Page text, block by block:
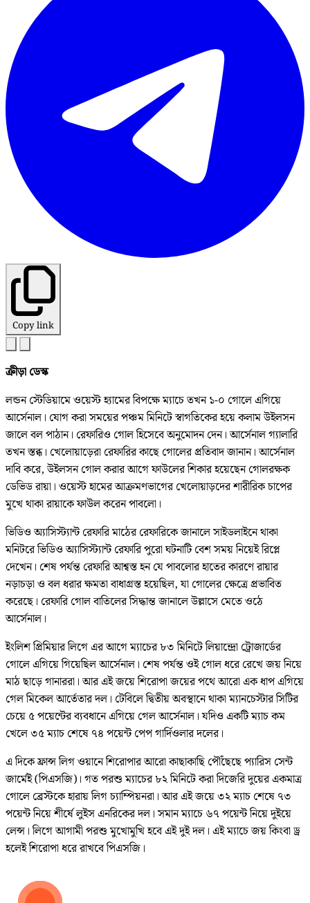
Copy link
ক্রীড়া ডেস্ক
লন্ডন স্টেডিয়ামে ওয়েস্ট হ্যামের বিপক্ষে ম্যাচে তখন ১-০ গোলে এগিয়ে
আর্সেনাল। যোগ করা সময়ের পঞ্চম মিনিটে স্বাগতিকের হয়ে কলাম উইলসন
জালে বল পাঠান। রেফারিও গোল হিসেবে অনুমোদন দেন। আর্সেনাল গ্যালারি
তখন স্তব্ধ। খেলোয়াড়েরা রেফারির কাছে গোলের প্রতিবাদ জানান। আর্সেনাল
দাবি করে, উইলসন গোল করার আগে ফাউলের শিকার হয়েছেন গোলরক্ষক
ডেভিড রায়া। ওয়েস্ট হামের আক্রমণভাগের খেলোয়াড়দের শারীরিক চাপের
মুখে থাকা রায়াকে ফাউল করেন পাবলো।
ভিডিও অ্যাসিস্ট্যান্ট রেফারি মাঠের রেফারিকে জানালে সাইডলাইনে থাকা
মনিটরে ভিডিও অ্যাসিস্ট্যান্ট রেফারি পুরো ঘটনাটি বেশ সময় নিয়েই রিপ্লে
দেখেন। শেষ পর্যন্ত রেফারি আশ্বস্ত হন যে পাবলোর হাতের কারণে রায়ার
নড়াচড়া ও বল ধরার ক্ষমতা বাধাগ্রস্ত হয়েছিল, যা গোলের ক্ষেত্রে প্রভাবিত
করেছে। রেফারি গোল বাতিলের সিদ্ধান্ত জানালে উল্লাসে মেতে ওঠে
আর্সেনাল।
ইংলিশ প্রিমিয়ার লিগে এর আগে ম্যাচের ৮৩ মিনিটে লিয়ান্দ্রো ট্রোজার্ডের
গোলে এগিয়ে গিয়েছিল আর্সেনাল। শেষ পর্যন্ত ওই গোল ধরে রেখে জয় নিয়ে
মাঠ ছাড়ে গানাররা। আর এই জয়ে শিরোপা জয়ের পথে আরো এক ধাপ এগিয়ে
গেল মিকেল আর্তেতার দল। টেবিলে দ্বিতীয় অবস্থানে থাকা ম্যানচেস্টার সিটির
চেয়ে ৫ পয়েন্টের ব্যবধানে এগিয়ে গেল আর্সেনাল। যদিও একটি ম্যাচ কম
খেলে ৩৫ ম্যাচ শেষে ৭৪ পয়েন্ট পেপ গার্দিওলার দলের।
এ দিকে ফ্রান্স লিগ ওয়ানে শিরোপার আরো কাছাকাছি পৌঁছেছে প্যারিস সেন্ট
জার্মেই (পিএসজি)। গত পরশু ম্যাচের ৮২ মিনিটে করা দিজেরি দুয়ের একমাত্র
গোলে ব্রেস্টকে হারায় লিগ চ্যাম্পিয়নরা। আর এই জয়ে ৩২ ম্যাচ শেষে ৭৩
পয়েন্ট নিয়ে শীর্ষে লুইস এনরিকের দল। সমান ম্যাচে ৬৭ পয়েন্ট নিয়ে দুইয়ে
লেন্স। লিগে আগামী পরশু মুখোমুখি হবে এই দুই দল। এই ম্যাচে জয় কিংবা ড্র
হলেই শিরোপা ধরে রাখবে পিএসজি।